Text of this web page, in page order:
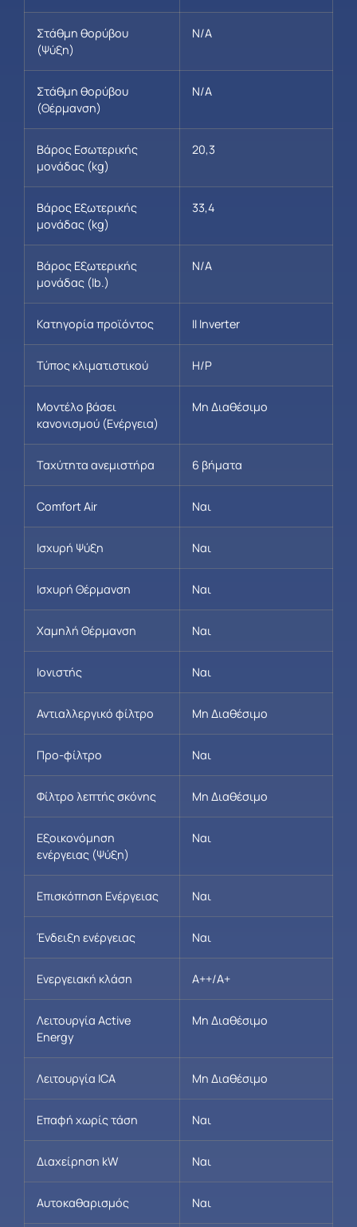
Στάθμη θορύβου
(Ψύξη)
N/A
Στάθμη θορύβου
(Θέρμανση)
N/A
Βάρος Εσωτερικής
μονάδας (kg)
20,3
Βάρος Εξωτερικής
μονάδας (kg)
33,4
Βάρος Εξωτερικής
μονάδας (lb.)
N/A
Κατηγορία προϊόντος ΙΙ Inverter
Τύπος κλιματιστικού H/P
Μοντέλο βάσει
κανονισμού (Ενέργεια)
Μη Διαθέσιμο
Ταχύτητα ανεμιστήρα 6 βήματα
Comfort Air Ναι
Ισχυρή Ψύξη Ναι
Ισχυρή Θέρμανση Ναι
Χαμηλή Θέρμανση Ναι
Ιονιστής Ναι
Αντιαλλεργικό φίλτρο Μη Διαθέσιμο
Προ-φίλτρο Ναι
Φίλτρο λεπτής σκόνης Μη Διαθέσιμο
Εξοικονόμηση
ενέργειας (Ψύξη)
Ναι
Επισκόπηση Ενέργειας Ναι
Ένδειξη ενέργειας Ναι
Ενεργειακή κλάση A++/A+
Λειτουργία Active
Energy
Μη Διαθέσιμο
Λειτουργία ICA Μη Διαθέσιμο
Επαφή χωρίς τάση Ναι
Διαχείρηση kW Ναι
Αυτοκαθαρισμός Ναι